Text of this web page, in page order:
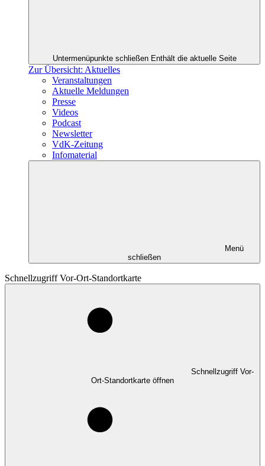
Untermenüpunkte schließen Enthält die aktuelle Seite
Zur Übersicht: Aktuelles
Veranstaltungen
Aktuelle Meldungen
Presse
Videos
Podcast
Newsletter
VdK-Zeitung
Infomaterial
Menü
schließen
Schnellzugriff Vor-Ort-Standortkarte
Schnellzugriff Vor-
Ort-Standortkarte öffnen